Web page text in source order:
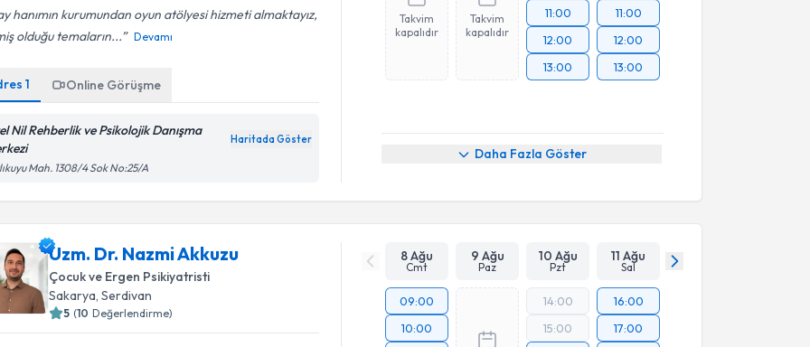
hanımın kurumundan oyun atölyesi hizmeti almaktayız,
olduğu temaların...
Devamı
1 Online Görüşme
Nil Rehberlik ve Psikolojik Danışma
Haritada Göster
Mah. 1308/4 Sok No:25/A
Takvim
kapalıdır
Takvim
kapalıdır
11:00
12:00
13:00
11:00
12:00
13:00
Daha Fazla Göster
Uzm. Dr. Nazmi Akkuzu
Çocuk ve Ergen Psikiyatristi
Sakarya, Serdivan
5 (10 Değerlendirme)
8 Ağu
Cmt
9 Ağu
Paz
10 Ağu
Pzt
11 Ağu
Sal
09:00
10:00
14:00
15:00
16:00
17:00